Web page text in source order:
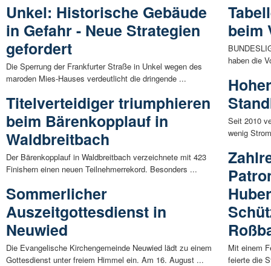
Unkel: Historische Gebäude
in Gefahr - Neue Strategien
gefordert
Die Sperrung der Frankfurter Straße in Unkel wegen des
maroden Mies-Hauses verdeutlicht die dringende ...
Titelverteidiger triumphieren
beim Bärenkopplauf in
Waldbreitbach
Der Bärenkopplauf in Waldbreitbach verzeichnete mit 423
Finishern einen neuen Teilnehmerrekord. Besonders ...
Sommerlicher
Auszeitgottesdienst in
Neuwied
Die Evangelische Kirchengemeinde Neuwied lädt zu einem
Gottesdienst unter freiem Himmel ein. Am 16. August ...
beim
haben die
Seit 2010
wenig
Mit einem
feierte die